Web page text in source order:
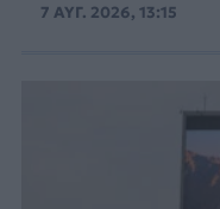
7 ΑΥΓ. 2026, 13:15